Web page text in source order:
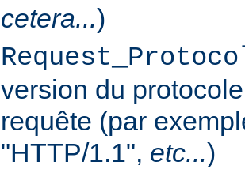
cetera...)
version du
requête (par
"HTTP/1.1", etc...)